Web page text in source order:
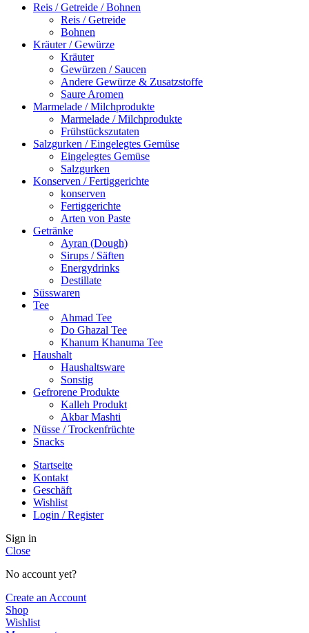
Reis / Getreide / Bohnen
Reis / Getreide
Bohnen
Kräuter / Gewürze
Kräuter
Gewürzen / Saucen
Andere Gewürze & Zusatzstoffe
Saure Aromen
Marmelade / Milchprodukte
Marmelade / Milchprodukte
Frühstückszutaten
Salzgurken / Eingelegtes Gemüse
Eingelegtes Gemüse
Salzgurken
Konserven / Fertiggerichte
konserven
Fertiggerichte
Arten von Paste
Getränke
Ayran (Dough)
Sirups / Säften
Energydrinks
Destillate
Süsswaren
Tee
Ahmad Tee
Do Ghazal Tee
Khanum Khanuma Tee
Haushalt
Haushaltsware
Sonstig
Gefrorene Produkte
Kalleh Produkt
Akbar Mashti
Nüsse / Trockenfrüchte
Snacks
Startseite
Kontakt
Geschäft
Wishlist
Login / Register
Sign in
Close
No account yet?
Create an Account
Shop
Wishlist